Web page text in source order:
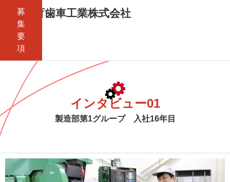
協育歯車工業株式会社
募
集
要
項
インタビュー01
製造部第1グループ 入社16年目